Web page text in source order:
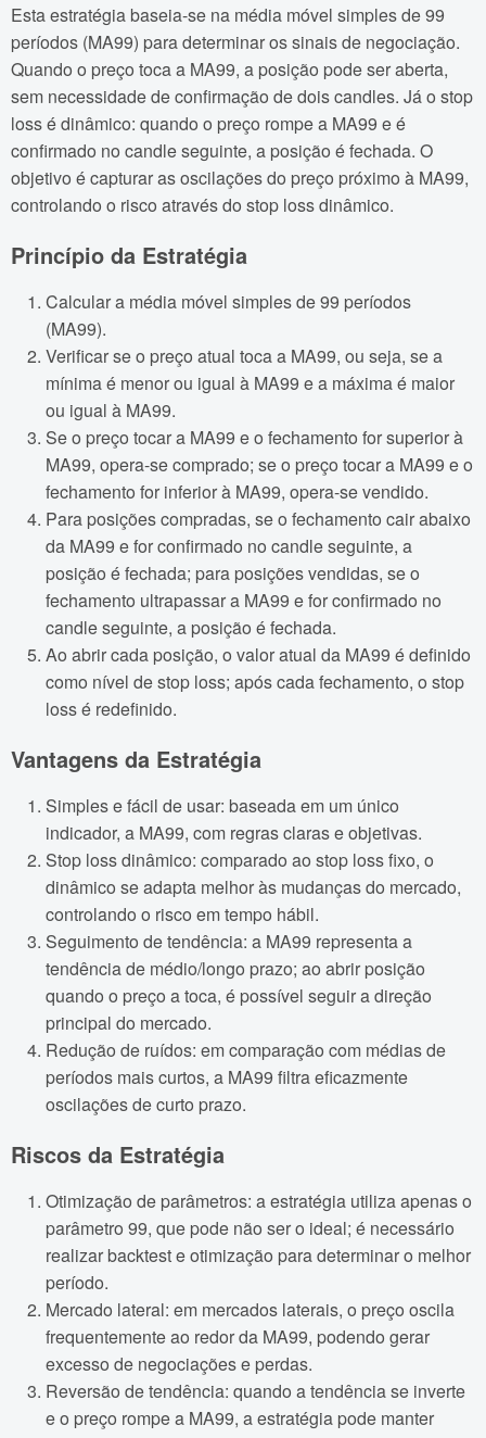
Esta estratégia baseia-se na média móvel simples de 99
períodos (MA99) para determinar os sinais de negociação.
Quando o preço toca a MA99, a posição pode ser aberta,
sem necessidade de confirmação de dois candles. Já o stop
loss é dinâmico: quando o preço rompe a MA99 e é
confirmado no candle seguinte, a posição é fechada. O
objetivo é capturar as oscilações do preço próximo à MA99,
controlando o risco através do stop loss dinâmico.
Princípio da Estratégia
Calcular a média móvel simples de 99 períodos
(MA99).
Verificar se o preço atual toca a MA99, ou seja, se a
mínima é menor ou igual à MA99 e a máxima é maior
ou igual à MA99.
Se o preço tocar a MA99 e o fechamento for superior à
MA99, opera-se comprado; se o preço tocar a MA99 e o
fechamento for inferior à MA99, opera-se vendido.
Para posições compradas, se o fechamento cair abaixo
da MA99 e for confirmado no candle seguinte, a
posição é fechada; para posições vendidas, se o
fechamento ultrapassar a MA99 e for confirmado no
candle seguinte, a posição é fechada.
Ao abrir cada posição, o valor atual da MA99 é definido
como nível de stop loss; após cada fechamento, o stop
loss é redefinido.
Vantagens da Estratégia
Simples e fácil de usar: baseada em um único
indicador, a MA99, com regras claras e objetivas.
Stop loss dinâmico: comparado ao stop loss fixo, o
dinâmico se adapta melhor às mudanças do mercado,
controlando o risco em tempo hábil.
Seguimento de tendência: a MA99 representa a
tendência de médio/longo prazo; ao abrir posição
quando o preço a toca, é possível seguir a direção
principal do mercado.
Redução de ruídos: em comparação com médias de
períodos mais curtos, a MA99 filtra eficazmente
oscilações de curto prazo.
Riscos da Estratégia
Otimização de parâmetros: a estratégia utiliza apenas o
parâmetro 99, que pode não ser o ideal; é necessário
realizar backtest e otimização para determinar o melhor
período.
Mercado lateral: em mercados laterais, o preço oscila
frequentemente ao redor da MA99, podendo gerar
excesso de negociações e perdas.
Reversão de tendência: quando a tendência se inverte
e o preço rompe a MA99, a estratégia pode manter